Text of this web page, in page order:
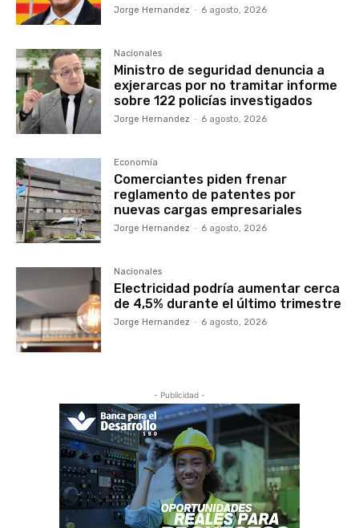
Jorge Hernandez - 6 agosto, 2026
Nacionales
Ministro de seguridad denuncia a
exjerarcas por no tramitar informe
sobre 122 policías investigados
Jorge Hernandez - 6 agosto, 2026
Economía
Comerciantes piden frenar
reglamento de patentes por
nuevas cargas empresariales
Jorge Hernandez - 6 agosto, 2026
Nacionales
Electricidad podría aumentar cerca
de 4,5% durante el último trimestre
Jorge Hernandez - 6 agosto, 2026
- Publicidad -